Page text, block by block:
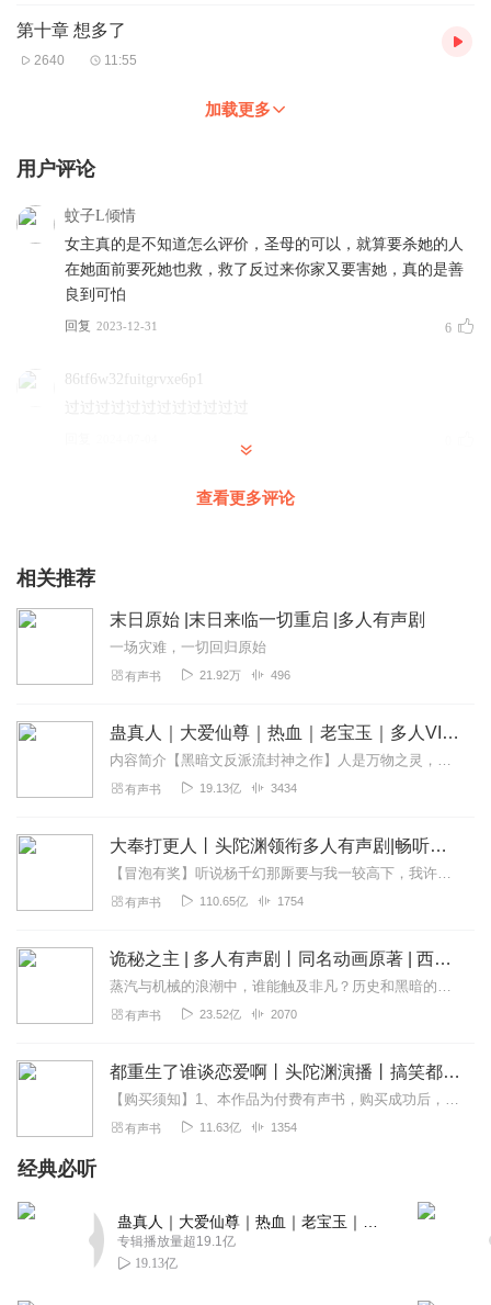
第十章 想多了
2640 11:55
加载更多
用户评论
蚊子L倾情
女主真的是不知道怎么评价，圣母的可以，就算要杀她的人
在她面前要死她也救，救了反过来你家又要害她，真的是善
良到可怕
回复 2023-12-31 6
86tf6w32fuitgrvxe6p1
回复
海边辛巴达
想象挺丰富可惜常识太少，要什么药海里都捡的到，连鞋子
都成双的捡，好多天都还有矿泉水
1306810jokm
圣母果断弃圣母圣母，连主播都承认了
查看更多评论
相关推荐
末日原始 |末日来临一切重启 |多人有声剧
一场灾难，一切回归原始
有声书 21.92万 496
蛊真人｜大爱仙尊｜热血｜老宝玉｜多人VIP免费有声剧
内容简介【黑暗文反派流封神之作】人是万物之灵，蛊是天地真精。一个穿越者不断重生的故事。一个养蛊、炼蛊、用蛊的奇特世界。配音组（男角色）老宝玉旁白...
有声书 19.13亿 3434
大奉打更人丨头陀渊领衔多人有声剧|畅听全集|王鹤棣、田曦薇主演影视剧原著|卖报小郎君
【冒泡有奖】听说杨千幻那厮要与我一较高下，我许七安要开始装叉了！快进入声音播放页戳下方输入框，冒个泡偷偷告诉我，我要用哪些诗词才能胜过他？说得好的，有赏！202...
有声书 110.65亿 1754
诡秘之主 | 多人有声剧丨同名动画原著 | 西幻克苏鲁 | 乌贼作品
蒸汽与机械的浪潮中，谁能触及非凡？历史和黑暗的迷雾里，又是谁在耳语？我从诡秘中醒来，睁眼看见这个世界：枪械，大炮，巨舰，飞空艇，差分机；魔药，占卜，诅咒，倒吊人...
有声书 23.52亿 2070
都重生了谁谈恋爱啊丨头陀渊演播丨搞笑都市丨穿越重生丨VIP免费 | 精品 | 多人有声剧
【购买须知】1、本作品为付费有声书，购买成功后，即可收听。2、版权归原作者所有，严禁翻录成任何形式，严禁在任何第三方平台传播，违者将追究其法律责任。3、如在充值...
有声书 11.63亿 1354
经典必听
专辑播放量超19.1亿
19.13亿